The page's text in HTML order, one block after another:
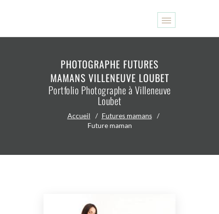
PHOTOGRAPHE FUTURES
MAMANS VILLENEUVE LOUBET
Portfolio Photographe à Villeneuve
Loubet
Accueil
Futures mamans
Future maman